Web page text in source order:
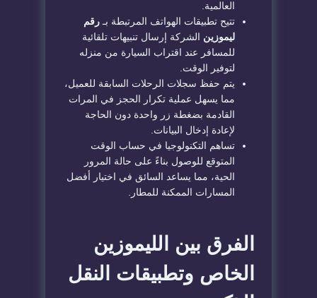
العالمية.
​تتيح تطبيقات الهواتف المرتبطة بـ رقم
ليموزين الشركة إرسال تنبيهات تلقائية
للمسافر عند اقتراب السيارة من منزله
لتوفير الوقت.
​يتم حفظ سجلات الرحلات السابقة للعميل،
مما يسهل عملية تكرار الحجز في المرات
القادمة بضغطة زر واحدة دون الحاجة
لإعادة إدخال البيانات.
​تساهم التكنولوجيا في حساب الوقت
المتوقع للوصول بناءً على حالة المرور
الحية، مما يساعد السائق في اختيار أفضل
المسارات الممكنة للمطار.
​الفرق بين الليموزين
الخاص وتطبيقات النقل